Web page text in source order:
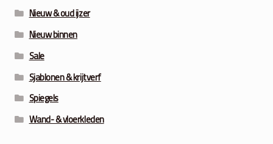
Nieuw & oud ijzer
Nieuw binnen
Sale
Sjablonen & krijtverf
Spiegels
Wand- & vloerkleden